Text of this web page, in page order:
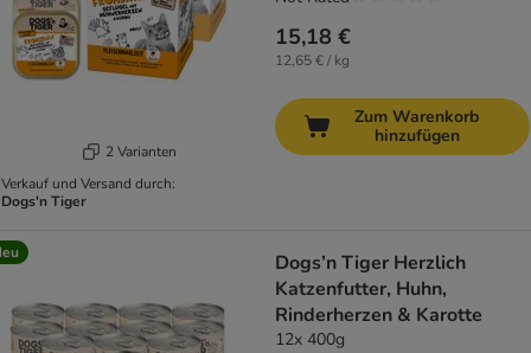
2 Varianten
Verkauf und Versand durch:
Dogs'n Tiger
15,18 €
12,65 € / kg
Zum Warenkorb
hinzufügen
Dogs’n Tiger Herzlich
Katzenfutter, Huhn,
Rinderherzen & Karotte
12x 400g